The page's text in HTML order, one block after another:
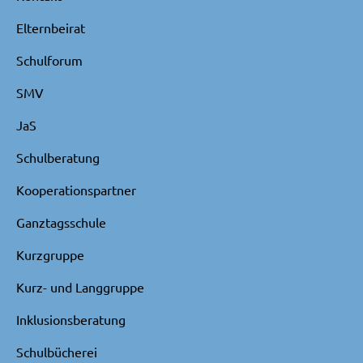
Elternbeirat
Schulforum
SMV
JaS
Schulberatung
Kooperationspartner
Ganztagsschule
Kurzgruppe
Kurz- und Langgruppe
Inklusionsberatung
Schulbücherei